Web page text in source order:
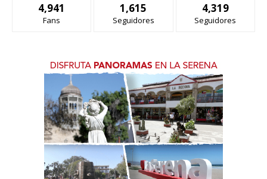
4,941
Fans
1,615
Seguidores
4,319
Seguidores